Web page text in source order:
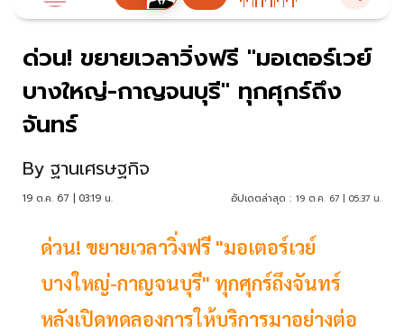
ด่วน! ขยายเวลาวิ่งฟรี "มอเตอร์เวย์
บางใหญ่-กาญจนบุรี" ทุกศุกร์ถึง
จันทร์
By ฐานเศรษฐกิจ
19 ต.ค. 67 | 03:19 น. อัปเดตล่าสุด : 19 ต.ค. 67 | 05:37 น.
ด่วน! ขยายเวลาวิ่งฟรี "มอเตอร์เวย์
บางใหญ่-กาญจนบุรี" ทุกศุกร์ถึงจันทร์
หลังเปิดทดลองการให้บริการมาอย่างต่อ